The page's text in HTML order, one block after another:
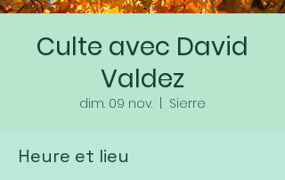
Culte avec David
Valdez
dim. 09 nov. Sierre
Heure et lieu